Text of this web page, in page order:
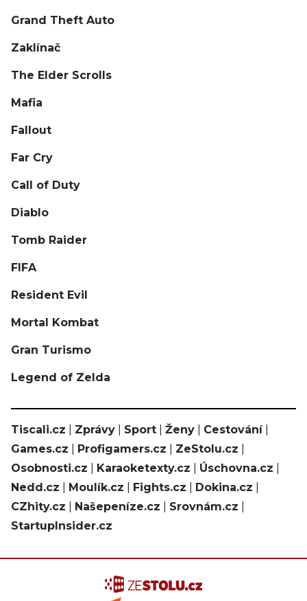
Grand Theft Auto
Zaklínač
The Elder Scrolls
Mafia
Fallout
Far Cry
Call of Duty
Diablo
Tomb Raider
FIFA
Resident Evil
Mortal Kombat
Gran Turismo
Legend of Zelda
Tiscali.cz Zprávy Sport Ženy Cestování|
Games.cz
Profigamers.cz ZeStolu.cz
Osobnosti.cz
Karaoketexty.cz Úschovna.cz
Nedd.cz
Moulík.cz Fights.cz Dokina.cz
CZhity.cz
Našepeníze.cz Srovnám.cz
StartupInsider.cz